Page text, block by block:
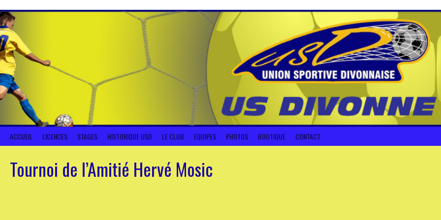
au
contenu
ACCUEIL LICENCES STAGES HISTORIQUE USD LE CLUB EQUIPES PHOTOS BOUTIQUE CONTACT
Tournoi de l’Amitié Hervé Mosic